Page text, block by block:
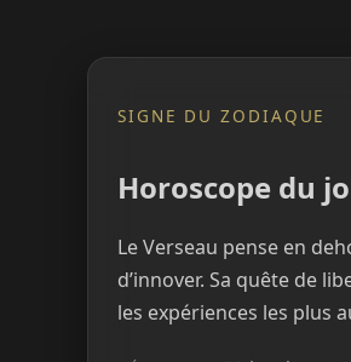
SIGNE DU ZODIAQUE
Horoscope du
Le Verseau pense en
d’innover. Sa quête de
les expériences les plus